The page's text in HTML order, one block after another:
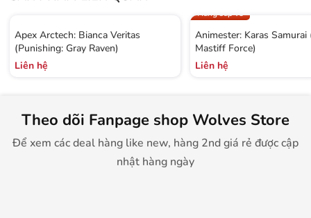
Apex Arctech: Bianca Veritas
(Punishing: Gray Raven)
Liên hệ
Hàng sắp về
Animester: Karas
Mastiff Force)
Liên hệ
Theo dõi Fanpage shop Wolves Store
Để xem các deal hàng like new, hàng 2nd giá rẻ được cập
nhật hàng ngày